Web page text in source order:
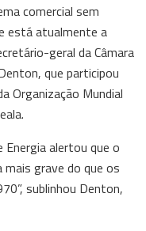
comercial sem
está atualmente a
geral da Câmara
que participou
Organização Mundial
Energia alertou que o
grave do que os
sublinhou Denton,